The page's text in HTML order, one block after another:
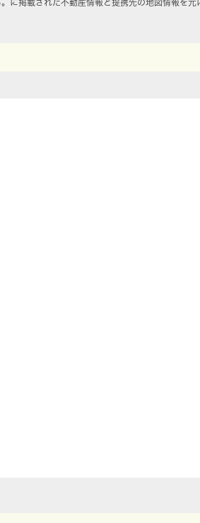
に掲載された不動産情報と提携先の地図情報を元